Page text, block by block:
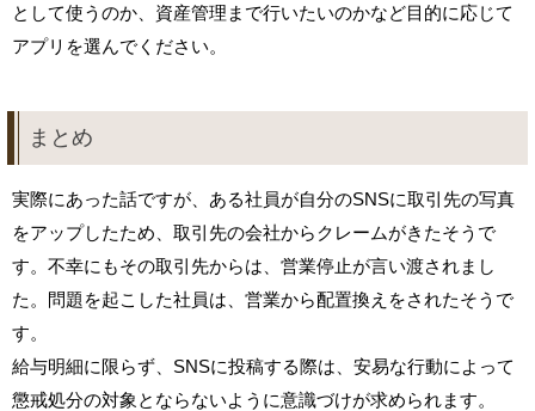
として使うのか、資産管理まで行いたいのかなど目的に応じて
アプリを選んでください。
まとめ
実際にあった話ですが、ある社員が自分のSNSに取引先の写真
をアップしたため、取引先の会社からクレームがきたそうで
す。不幸にもその取引先からは、営業停止が言い渡されまし
た。問題を起こした社員は、営業から配置換えをされたそうで
す。
給与明細に限らず、SNSに投稿する際は、安易な行動によって
懲戒処分の対象とならないように意識づけが求められます。